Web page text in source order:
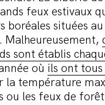
feux estivaux
boréales situées
Malheureusement,
sont établis
où ils ont tous
la température
ou les feux de